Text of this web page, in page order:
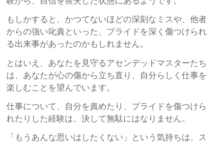
もしかすると、かつてないほどの深刻なミスや、他者
からの強い叱責といった、プライドを深く傷つけられ
る出来事があったのかもしれません。
とはいえ、あなたを見守るアセンデッドマスターたち
は、あなたが心の傷から立ち直り、自分らしく仕事を
楽しむことを望んでいます。
仕事について、自分を責めたり、プライドを傷つけら
れたりした経験は、決して無駄にはなりません。
「もうあんな思いはしたくない」という気持ちは、ス